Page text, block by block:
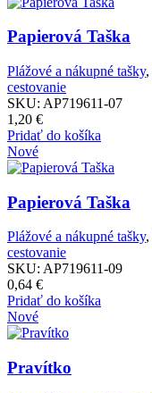
Papierová Taška
Plážové a nákupné tašky,
cestovanie
SKU: AP719611-07
1,20 €
Pridať do košíka
Nové
Papierová Taška
Plážové a nákupné tašky,
cestovanie
SKU: AP719611-09
0,64 €
Pridať do košíka
Nové
Pravítko